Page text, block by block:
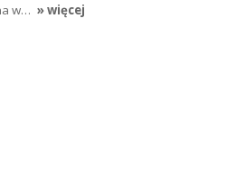
w… » więcej